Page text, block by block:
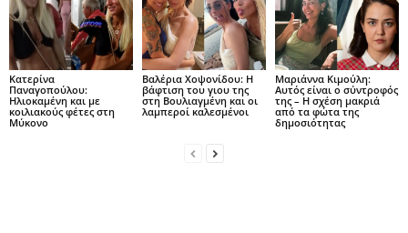
Κατερίνα
Παναγοπούλου:
Ηλιοκαμένη και με
κοιλιακούς φέτες στη
Μύκονο
Βαλέρια Χοψονίδου: Η
βάφτιση του γιου της
στη Βουλιαγμένη και οι
λαμπεροί καλεσμένοι
Μαριάννα Κιμούλη:
Αυτός είναι ο σύντροφός
της – Η σχέση μακριά
από τα φώτα της
δημοσιότητας